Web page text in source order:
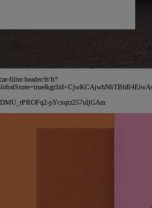
filter-header/fr/fr?
pYcxqtz257uljGAm